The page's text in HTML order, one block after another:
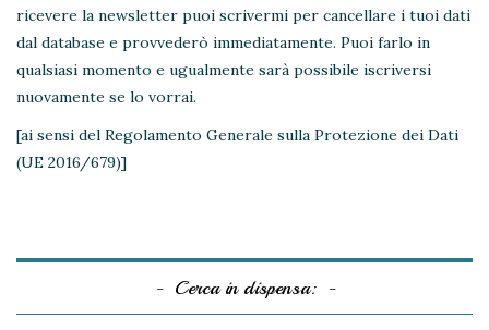
ricevere la newsletter puoi scrivermi per cancellare i tuoi dati
dal database e provvederò immediatamente. Puoi farlo in
qualsiasi momento e ugualmente sarà possibile iscriversi
nuovamente se lo vorrai.
[ai sensi del Regolamento Generale sulla Protezione dei Dati
(UE 2016/679)]
Cerca in dispensa: